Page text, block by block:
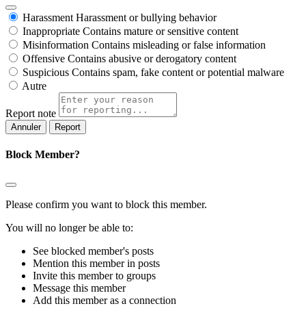
Harassment Harassment or bullying behavior
Inappropriate Contains mature or sensitive content
Misinformation Contains misleading or false information
Offensive Contains abusive or derogatory content
Suspicious Contains spam, fake content or potential malware
Autre
Report note
Report
Block Member?
Please confirm you want to block this member.
You will no longer be able to:
See blocked member's posts
Mention this member in posts
Invite this member to groups
Message this member
Add this member as a connection